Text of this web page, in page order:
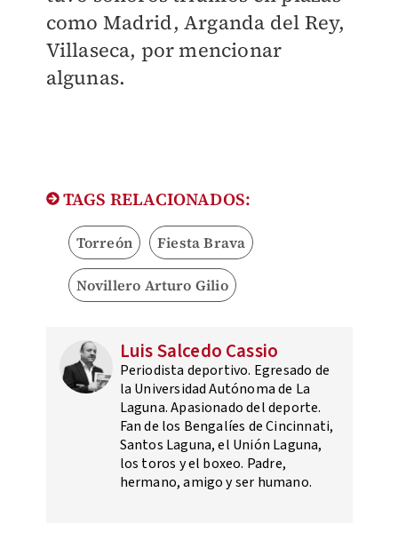
como Madrid, Arganda del Rey,
Villaseca, por mencionar
algunas.
TAGS RELACIONADOS:
Torreón Fiesta Brava
Novillero Arturo Gilio
Luis Salcedo Cassio
Periodista deportivo. Egresado de
la Universidad Autónoma de La
Laguna. Apasionado del deporte.
Fan de los Bengalíes de Cincinnati,
Santos Laguna, el Unión Laguna,
los toros y el boxeo. Padre,
hermano, amigo y ser humano.